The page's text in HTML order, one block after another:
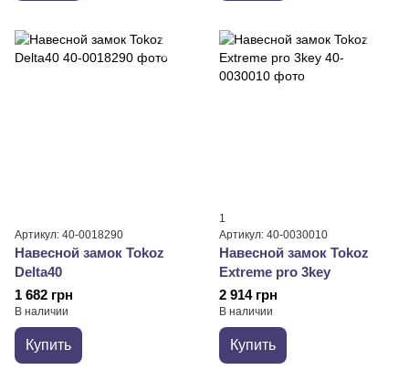
Артикул: 40-0018290
Навесной замок Tokoz
Delta40
1 682 грн
В наличии
Купить
1
Артикул: 40-0030010
Навесной замок Tokoz
Extreme pro 3key
2 914 грн
В наличии
Купить